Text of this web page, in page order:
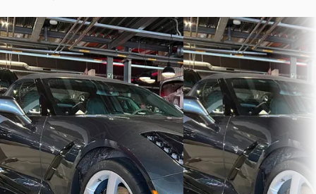
Chevrolet Corvette·2018
USA Convertible 6.2 Stingray 3LT
€ 89.990
v.a. € 1.908/mnd
Marktconform
2018 · 61.321 km · Benzine ·
Automaat
G
Chevrolet Corvette
USA Convertible 6.2
€ 89.990
v.a. € 1.908/mnd
Marktconform
2018 · 61.321 km · Benzine ·